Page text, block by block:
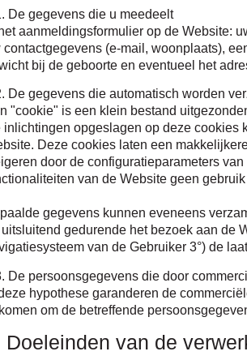
De gegevens die u meedeelt
aanmeldingsformulier op de Website:
contactgegevens (e-mail, woonplaats),
bij de geboorte en eventueel het
De gegevens die automatisch worden
"cookie" is een klein bestand
inlichtingen opgeslagen op deze cookies
Deze cookies laten een
door de configuratieparameters
van de Website geen
gegevens kunnen eveneens
gedurende het bezoek aan de
van de Gebruiker 3°) de
De persoonsgegevens die door
hypothese garanderen de
om de betreffende
Doeleinden van de